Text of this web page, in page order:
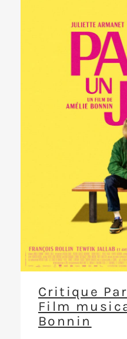
Critique
Film
Bonnin